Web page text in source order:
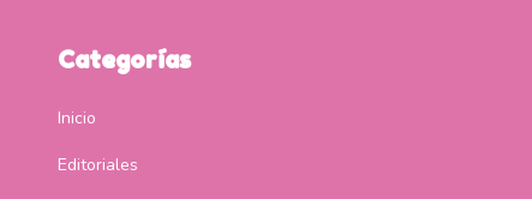
Categorías
Inicio
Editoriales